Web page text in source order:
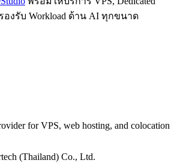
รองรับ Workload ด้าน AI ทุกขนาด
for VPS, web hosting, and colocation
(Thailand) Co., Ltd.